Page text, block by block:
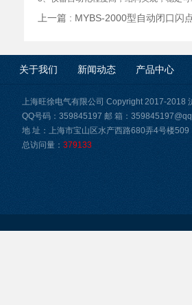
上一篇 : MYBS-2000型自动闭口闪
关于我们 新闻动态 产品中心
上海旺徐电气有限公司 Copyright 2017-2018
QQ号码：359845197 邮 箱：
地 址：上海市宝山区水产西路680弄4号楼509
总访问量： 379133